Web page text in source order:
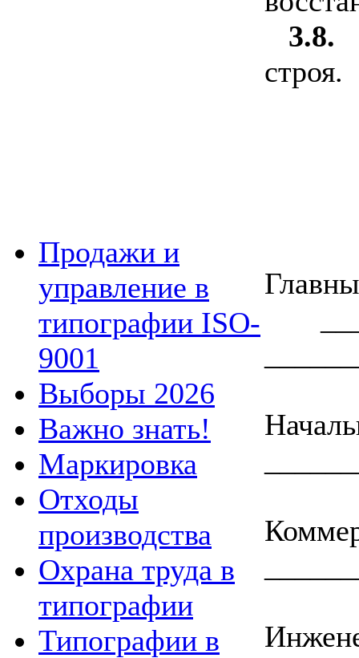
Продажи и
управление в
типографии ISO-
9001
Выборы 2026
Важно знать!
Маркировка
Отходы
производства
Охрана труда в
типографии
Типографии в
3.8.
строя.